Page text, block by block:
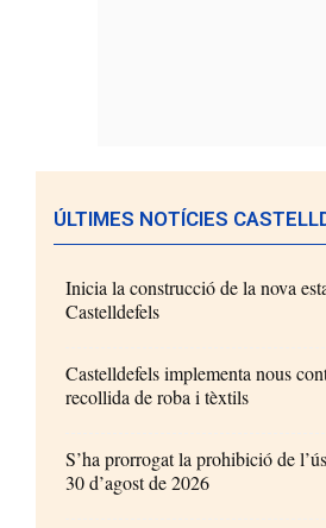
ÚLTIMES NOTÍCIES
Inicia la construcció de la nova
Castelldefels
Castelldefels implementa nous
recollida de roba i tèxtils
S’ha prorrogat la prohibició de
30 d’agost de 2026